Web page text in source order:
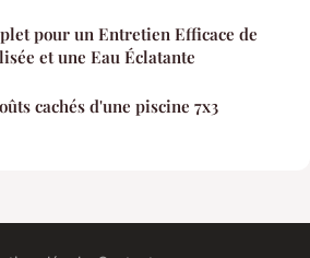
pour un Entretien Efficace de
et une Eau Éclatante
cachés d'une piscine 7x3